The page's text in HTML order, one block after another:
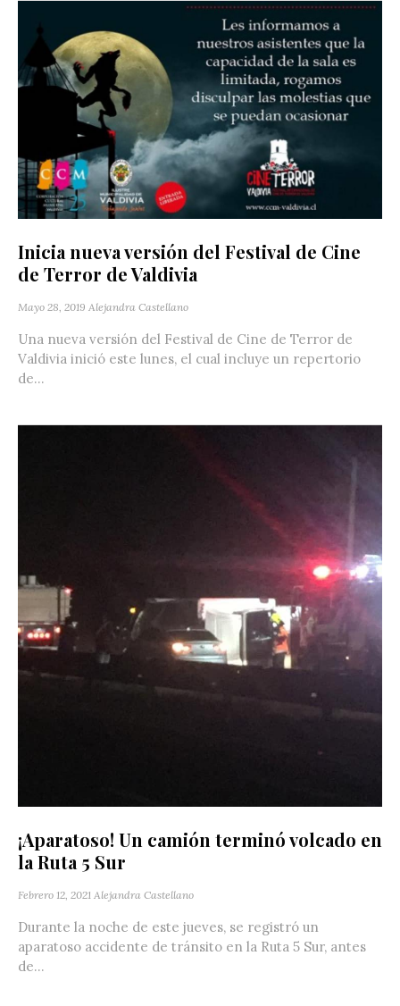
Inicia nueva versión del Festival de Cine
de Terror de Valdivia
Mayo 28, 2019 Alejandra Castellano
Una nueva versión del Festival de Cine de Terror de
Valdivia inició este lunes, el cual incluye un repertorio
de...
¡Aparatoso! Un camión terminó volcado en
la Ruta 5 Sur
Febrero 12, 2021 Alejandra Castellano
Durante la noche de este jueves, se registró un
aparatoso accidente de tránsito en la Ruta 5 Sur, antes
de...